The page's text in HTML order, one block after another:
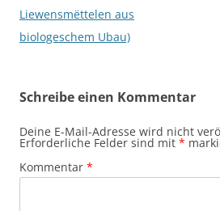
Liewensmëttelen aus
biologeschem Ubau)
Schreibe einen Kommentar
Deine E-Mail-Adresse wird nicht
Erforderliche Felder sind mit *
Kommentar *